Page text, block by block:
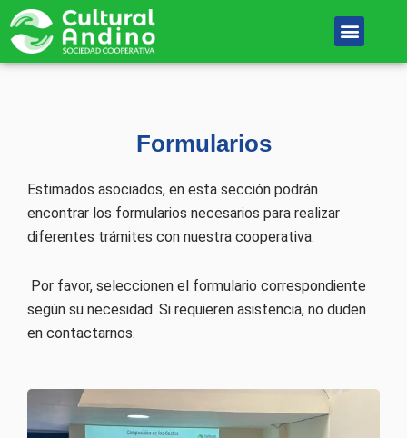
contenido
Menu
Formularios
Estimados asociados, en esta sección podrán
encontrar los formularios necesarios para realizar
diferentes trámites con nuestra cooperativa.
Por favor, seleccionen el formulario correspondiente
según su necesidad. Si requieren asistencia, no duden
en contactarnos.